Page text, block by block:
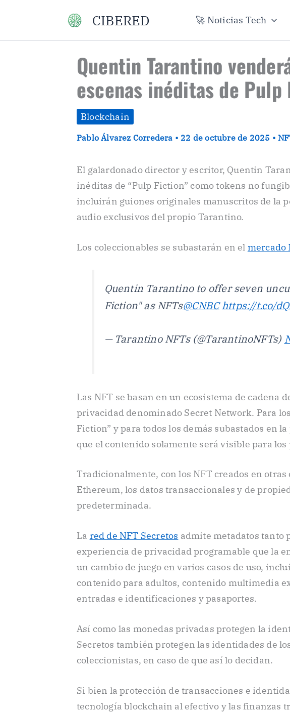
contenido
CIBERED 🚀 Noticias Tech
Quentin Tarantino
escenas inéditas de
Blockchain
Pablo Álvarez Corredera • 22 de octubre de 2025 •
El galardonado director y escritor, Quentin
inéditas de “Pulp Fiction” como tokens no
incluirán guiones originales manuscritos de la
audio exclusivos del propio Tarantino.
Los coleccionables se subastarán en el mercado
Quentin Tarantino to offer seven
Fiction" as NFTs@CNBC https://t.co/
— Tarantino NFTs (@TarantinoNFTs)
Las NFT se basan en un ecosistema de cadena
privacidad denominado Secret Network. Para
Fiction” y para todos los demás subastados en
que el contenido solamente será visible para
Tradicionalmente, con los NFT creados en otras
Ethereum, los datos transaccionales y de
predeterminada.
La red de NFT Secretos admite metadatos tanto
experiencia de privacidad programable que la
un cambio de juego en varios casos de uso,
contenido para adultos, contenido multimedia
entradas e identificaciones y pasaportes.
Así como las monedas privadas protegen la
Secretos también protegen las identidades de
coleccionistas, en caso de que así lo decidan.
Si bien la protección de transacciones e
tecnología blockchain al efectivo y las finanzas